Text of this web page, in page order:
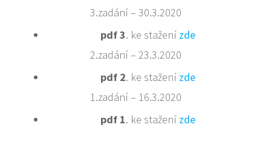
3.zadání – 30.3.2020
pdf 3. ke stažení zde
2.zadání – 23.3.2020
pdf 2. ke stažení zde
1.zadání – 16.3.2020
pdf 1. ke stažení zde